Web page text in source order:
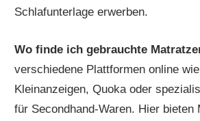
Schlafunterlage erwerben.
Wo finde ich gebrauchte
verschiedene Plattformen online
Kleinanzeigen, Quoka oder
für Secondhand-Waren. Hier bieten